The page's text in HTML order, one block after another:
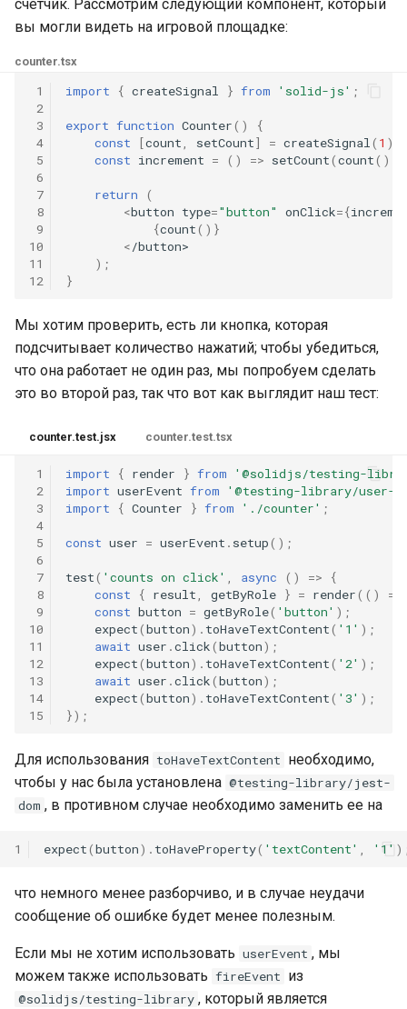
счетчик. Рассмотрим следующий компонент, который
вы могли видеть на игровой площадке:
counter.tsx
1
2
3
4
5
6
7
8
9
10
11
12
import { createSignal } from 'solid-js' ;
export function Counter()
{
const
[count, setCount] = createSignal( 1 );
const increment = () => setCount(count()
return
(
<button type="button" onClick={
{count()}
</button>
);
}
Мы хотим проверить, есть ли кнопка, которая
подсчитывает количество нажатий; чтобы убедиться,
что она работает не один раз, мы попробуем сделать
это во второй раз, так что вот как выглядит наш тест:
counter.test.jsx counter.test.tsx
1
2
3
4
5
6
7
8
9
10
11
12
13
14
15
import { render } from
'@solidjs/testing-
import userEvent from
'@testing-library/user-
import
{ Counter } from './counter' ;
const user = userEvent . setup();
test( 'counts on click' , async () =>
{
const
{ result, getByRole } = render(()
=>
const button = getByRole( 'button' );
expect(button). toHaveTextContent( '1' );
await user .click(button);
expect(button). toHaveTextContent( '2' );
await user .click(button);
expect(button). toHaveTextContent( '3' );
});
Для использования toHaveTextContent необходимо,
чтобы у нас была установлена @testing-library/jest-
dom , в противном случае необходимо заменить ее на
1 expect(button). toHaveProperty( 'textContent' , '1'
что немного менее разборчиво, и в случае неудачи
сообщение об ошибке будет менее полезным.
Если мы не хотим использовать userEvent , мы
можем также использовать fireEvent из
@solidjs/testing-library , который является